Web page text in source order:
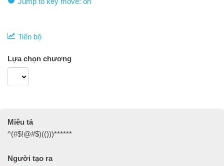
Tiến bộ
Lựa chọn chương
Miêu tả
^(#$!@#$)(()))******
Người tạo ra